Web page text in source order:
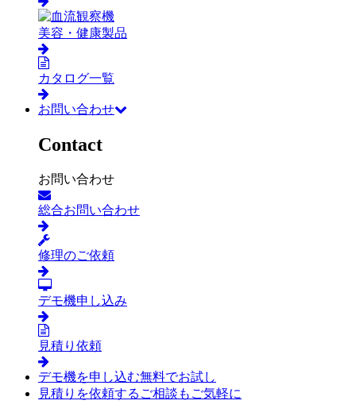
美容・健康製品
カタログ一覧
お問い合わせ
Contact
お問い合わせ
総合お問い合わせ
修理のご依頼
デモ機申し込み
見積り依頼
デモ機を申し込む無料でお試し
見積りを依頼する ご相談もご気軽に